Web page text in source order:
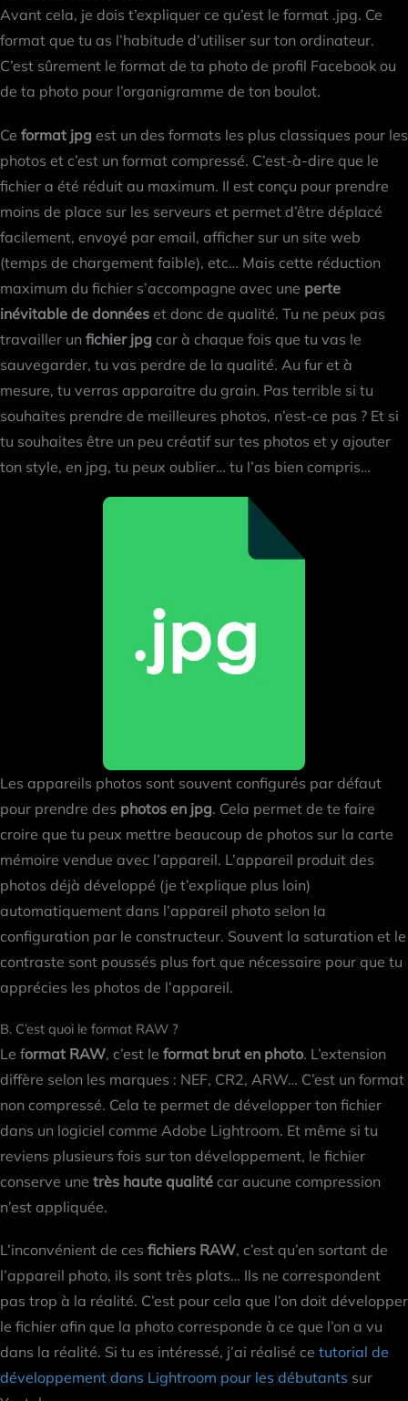
Avant cela, je dois t’expliquer ce qu’est le format .jpg. Ce
format que tu as l’habitude d’utiliser sur ton ordinateur.
C’est sûrement le format de ta photo de profil Facebook ou
de ta photo pour l’organigramme de ton boulot.
Ce format jpg est un des formats les plus classiques pour les
photos et c’est un format compressé. C’est-à-dire que le
fichier a été réduit au maximum. Il est conçu pour prendre
moins de place sur les serveurs et permet d’être déplacé
facilement, envoyé par email, afficher sur un site web
(temps de chargement faible), etc… Mais cette réduction
maximum du fichier s’accompagne avec une perte
inévitable de données et donc de qualité. Tu ne peux pas
travailler un fichier jpg car à chaque fois que tu vas le
sauvegarder, tu vas perdre de la qualité. Au fur et à
mesure, tu verras apparaitre du grain. Pas terrible si tu
souhaites prendre de meilleures photos, n’est-ce pas ? Et si
tu souhaites être un peu créatif sur tes photos et y ajouter
ton style, en jpg, tu peux oublier… tu l’as bien compris…
Les appareils photos sont souvent configurés par défaut
pour prendre des photos en jpg. Cela permet de te faire
croire que tu peux mettre beaucoup de photos sur la carte
mémoire vendue avec l’appareil. L’appareil produit des
photos déjà développé (je t’explique plus loin)
automatiquement dans l’appareil photo selon la
configuration par le constructeur. Souvent la saturation et le
contraste sont poussés plus fort que nécessaire pour que tu
apprécies les photos de l’appareil.
B. C’est quoi le format RAW ?
Le format RAW, c’est le format brut en photo. L’extension
diffère selon les marques : NEF, CR2, ARW… C’est un format
non compressé. Cela te permet de développer ton fichier
dans un logiciel comme Adobe Lightroom. Et même si tu
reviens plusieurs fois sur ton développement, le fichier
conserve une très haute qualité car aucune compression
n’est appliquée.
L’inconvénient de ces fichiers RAW, c’est qu’en sortant de
l’appareil photo, ils sont très plats… Ils ne correspondent
pas trop à la réalité. C’est pour cela que l’on doit développer
le fichier afin que la photo corresponde à ce que l’on a vu
dans la réalité. Si tu es intéressé, j’ai réalisé ce tutorial de
développement dans Lightroom pour les débutants sur